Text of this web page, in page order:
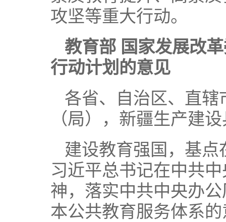
攻坚等重大行动。
教育部 国家发展改
行动计划的意见
各省、自治区、直
（局），新疆生产建
建设教育强国，基
习近平总书记在中共
神，落实中共中央办
本公共教育服务体系